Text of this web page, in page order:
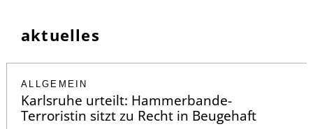
aktuelles
ALLGEMEIN
Karlsruhe urteilt: Hammerbande-
Terroristin sitzt zu Recht in Beugehaft